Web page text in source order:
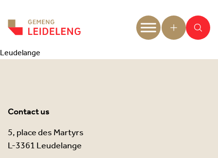
Leudelange
Contact us
5, place des Martyrs
L-3361 Leudelange